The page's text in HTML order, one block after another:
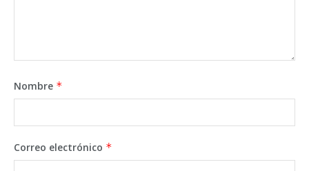
Nombre *
Correo electrónico *